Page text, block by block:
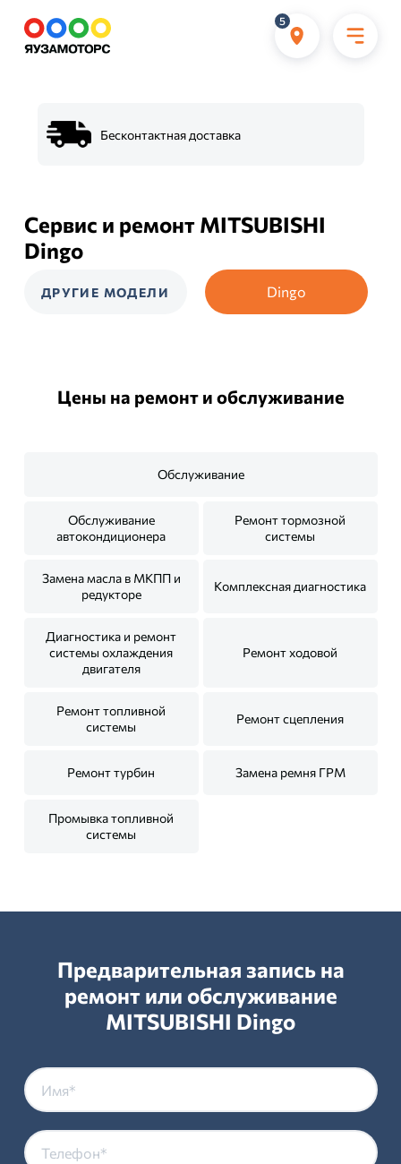
5
Бесконтактная доставка
Сервис и ремонт MITSUBISHI
Dingo
ДРУГИЕ МОДЕЛИ Dingo
Цены на ремонт и обслуживание
Обслуживание
Обслуживание
автокондиционера
Ремонт тормозной
системы
Замена масла в МКПП и
редукторе
Комплексная диагностика
Диагностика и ремонт
системы охлаждения
двигателя
Ремонт ходовой
Ремонт топливной
системы
Ремонт сцепления
Ремонт турбин Замена ремня ГРМ
Промывка топливной
системы
Предварительная запись на
ремонт или обслуживание
MITSUBISHI Dingo